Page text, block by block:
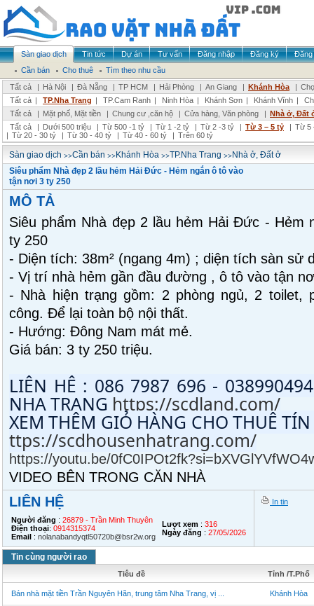
Sàn giao dịch Tin tức Dự án Tư vấn Đăng nhập Đăng ký
Đăng
Cần bán
Cho thuê
Tìm theo nhu cầu
Tất cả
| Hà Nội | Đà Nẵng | TP HCM | Hải Phòng | An Giang | Khánh Hòa |
Tất cả | TP.Nha Trang | TP.Cam Ranh | Ninh Hòa | Khánh Sơn | Khánh Vĩnh |
Tất cả
| Mặt phố, Mặt tiền | Chung cư ,căn hộ | Cửa hàng, Văn phòng | Nhà ở, Đất
Tất cả
| Dưới 500 triệu | Từ 500 -1 tỷ | Từ 1 -2 tỷ | Từ 2 -3 tỷ | Từ 3 – 5 tỷ | Từ 5
| Từ 20 - 30 tỷ | Từ 30 - 40 tỷ | Từ 40 - 60 tỷ | Trên 60 tỷ
Sàn giao dịch >>Cần bán >>Khánh Hòa >>TP.Nha Trang >>Nhà ở, Đất ở
Siêu phẩm Nhà đẹp 2 lầu hẻm Hải Đức - Hẻm ngắn ô tô vào
tận nơi 3 ty 250
MÔ TẢ
Siêu phẩm Nhà đẹp 2 lầu hẻm Hải Đức - Hẻm
ty 250
- Diện tích: 38m² (ngang 4m) ; diện tích sàn sử
- Vị trí nhà hẻm gần đầu đường , ô tô vào tận
- Nhà hiện trạng gồm: 2 phòng ngủ, 2 toilet,
công. Để lại toàn bộ nội thất.
- Hướng: Đông Nam mát mẻ.
Giá bán: 3 ty 250 triệu.
LIÊN HỆ : 086 7987 696 -
NHA TRANG https://scdland.com/
XEM THÊM GIỎ HÀNG CHO THUÊ
ttps://scdhousenhatrang.com/
https://youtu.be/
VIDEO BÊN TRONG CĂN NHÀ
LIÊN HỆ
Người đăng : 26879 - Trần Minh Thuyên
Điện thoại: 0914315374
Email : nolanabandyqtl50720b@bsr2w.org
Lượt xem : 316
Ngày đăng : 27/05/2026
In tin
Tin cùng người rao
Tiêu đề Tỉnh /T.Phố
Bán nhà mặt tiền Trần Nguyên Hãn, trung tâm Nha Trang, vị ... Khánh Hòa